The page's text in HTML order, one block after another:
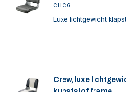
CHCG
Luxe lichtgewicht
Crew, luxe